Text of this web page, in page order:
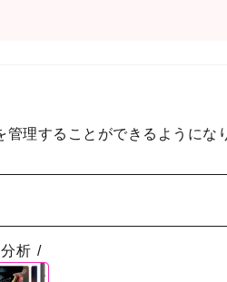
理することができるようにな
析 /